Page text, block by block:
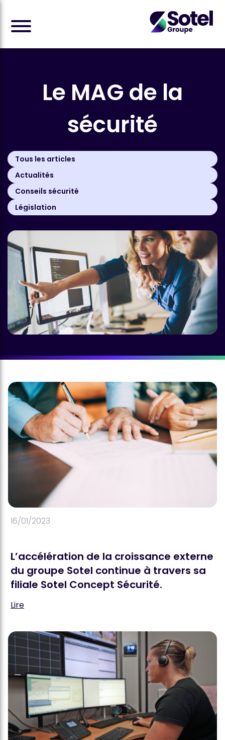
Le MAG de la
sécurité
Tous les articles
Actualités
Conseils sécurité
Législation
16/01/2023
L’accélération de la croissance externe
du groupe Sotel continue à travers sa
filiale Sotel Concept Sécurité.
Lire